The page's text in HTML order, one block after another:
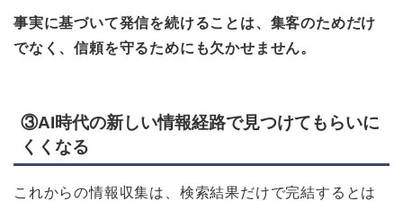
事実に基づいて発信を続けることは、集客のためだけ
でなく、信頼を守るためにも欠かせません。
③AI時代の新しい情報経路で見つけてもらいに
くくなる
これからの情報収集は、検索結果だけで完結するとは